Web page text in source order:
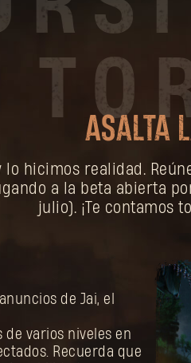
ASALTA
lo hicimos realidad.
a la beta abierta
julio). ¡Te contamos
de Jai, el
de varios niveles en
Recuerda que